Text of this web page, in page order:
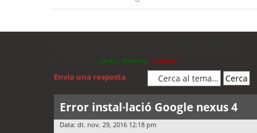
jordis Andreu cubells
Envia una resposta
Error instal·lació Google nexus 4
Data: dt. nov. 29, 2016 12:18 pm